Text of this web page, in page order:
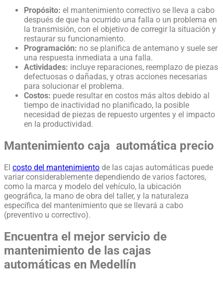
Propósito: el mantenimiento correctivo se lleva a cabo
después de que ha ocurrido una falla o un problema en
la transmisión, con el objetivo de corregir la situación y
restaurar su funcionamiento.
Programación: no se planifica de antemano y suele ser
una respuesta inmediata a una falla.
Actividades: incluye reparaciones, reemplazo de piezas
defectuosas o dañadas, y otras acciones necesarias
para solucionar el problema.
Costos: puede resultar en costos más altos debido al
tiempo de inactividad no planificado, la posible
necesidad de piezas de repuesto urgentes y el impacto
en la productividad.
Mantenimiento caja automática precio
El costo del mantenimiento de las cajas automáticas puede
variar considerablemente dependiendo de varios factores,
como la marca y modelo del vehículo, la ubicación
geográfica, la mano de obra del taller, y la naturaleza
específica del mantenimiento que se llevará a cabo
(preventivo u correctivo).
Encuentra el mejor servicio de
mantenimiento de las cajas
automáticas en Medellín